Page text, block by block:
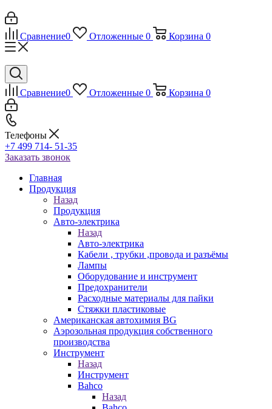
Сравнение0 Отложенные 0 Корзина 0
Сравнение0 Отложенные 0 Корзина 0
Телефоны
+7 499 714- 51-35
Заказать звонок
Главная
Продукция
Назад
Продукция
Авто-электрика
Назад
Авто-электрика
Кабели , трубки ,провода и разъёмы
Лампы
Оборудование и инструмент
Предохранители
Расходные материалы для пайки
Стяжки пластиковые
Американская автохимия BG
Аэрозольная продукция собственного
производства
Инструмент
Назад
Инструмент
Bahco
Назад